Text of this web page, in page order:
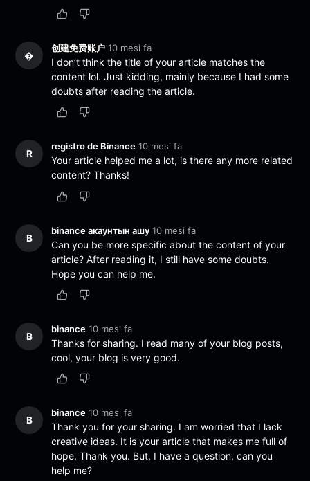
�
创建免费账户 10 mesi fa
I don’t think the title of your article matches the
content lol. Just kidding, mainly because I had some
doubts after reading the article.
R
registro de Binance 10 mesi fa
Your article helped me a lot, is there any more related
content? Thanks!
B
binance акаунтын ашу 10 mesi fa
Can you be more specific about the content of your
article? After reading it, I still have some doubts.
Hope you can help me.
B
binance 10 mesi fa
Thanks for sharing. I read many of your blog posts,
cool, your blog is very good.
B
binance 10 mesi fa
Thank you for your sharing. I am worried that I lack
creative ideas. It is your article that makes me full of
hope. Thank you. But, I have a question, can you
help me?